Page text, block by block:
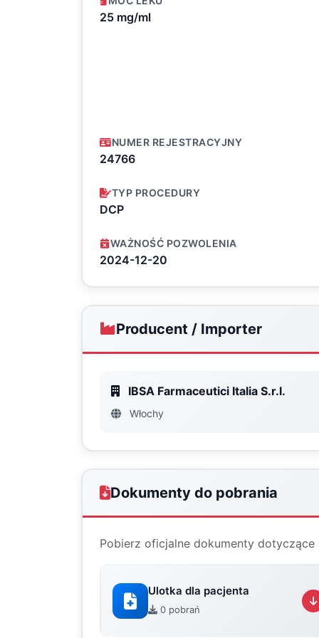
25 mg/ml
NUMER REJESTRACYJNY
24766
TYP PROCEDURY
DCP
WAŻNOŚĆ POZWOLENIA
2024-12-20
Producent / Importer
IBSA Farmaceutici Italia S.r.l.
Włochy
Dokumenty do pobrania
Pobierz oficjalne dokumenty dotyczące
Ulotka dla pacjenta
0 pobrań